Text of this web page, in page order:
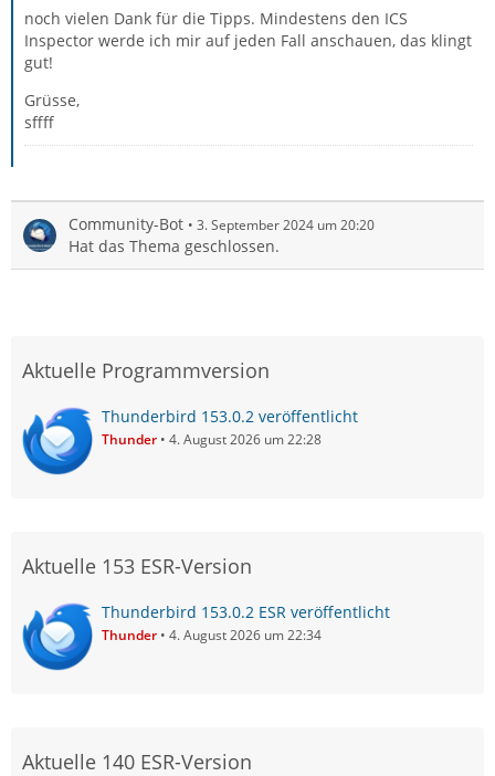
noch vielen Dank für die Tipps. Mindestens den ICS
Inspector werde ich mir auf jeden Fall anschauen, das klingt
gut!
Grüsse,
sffff
Community-Bot 3. September 2024 um 20:20
Hat das Thema geschlossen.
Aktuelle Programmversion
Thunderbird 153.0.2 veröffentlicht
Thunder 4. August 2026 um 22:28
Aktuelle 153 ESR-Version
Thunderbird 153.0.2 ESR veröffentlicht
Thunder 4. August 2026 um 22:34
Aktuelle 140 ESR-Version